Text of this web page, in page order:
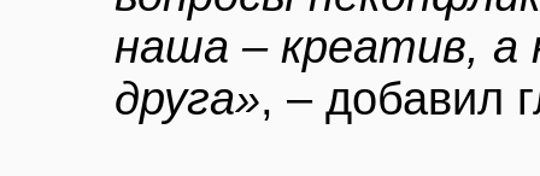
наша – креатив, а
друга», – добавил